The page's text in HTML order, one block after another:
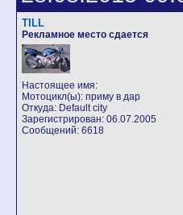
TILL
Рекламное место сдается
Настоящее имя:
Мотоцикл(ы): приму в дар
Откуда: Default city
Зарегистрирован: 06.07.2005
Сообщений: 6618